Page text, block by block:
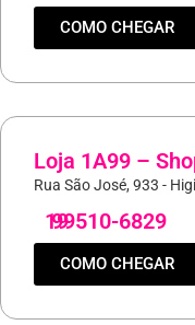
COMO CHEGAR
Loja 1A99 –
Rua São José, 933 -
19
99510-6829
COMO CHEGAR